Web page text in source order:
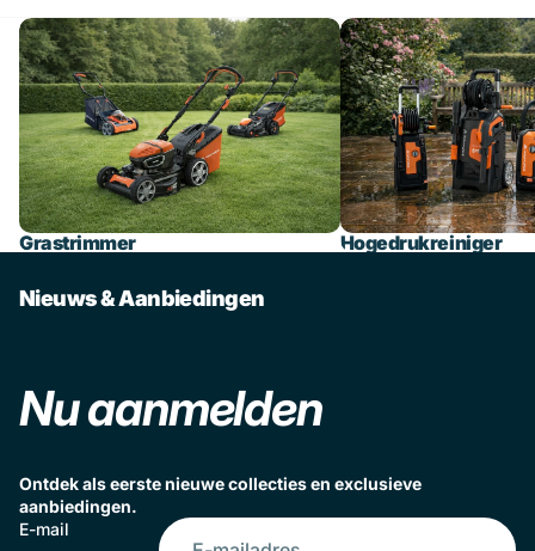
Grastrimmer
Grastrimmer
Hogedrukreiniger
Hogedrukreiniger
Nieuws & Aanbiedingen
Nu aanmelden
Ontdek als eerste nieuwe collecties en exclusieve
aanbiedingen.
E-mail